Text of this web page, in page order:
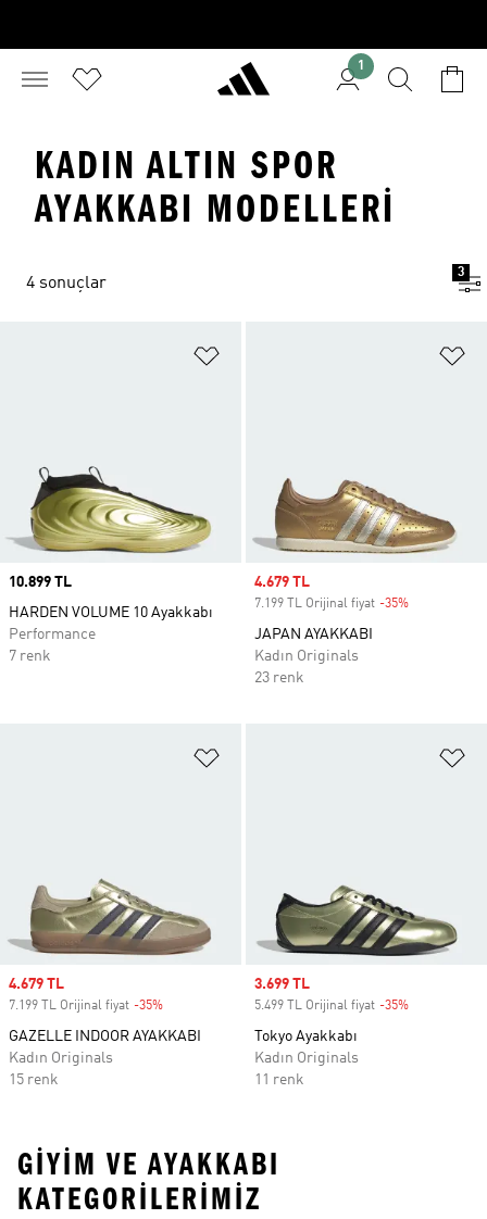
1
KADIN ALTIN SPOR
AYAKKABI MODELLERI
4 sonuçlar
3
Price
10.899 TL
HARDEN VOLUME 10 Ayakkabı
Performance
7 renk
Sale price
4.679 TL
7.199 TL Orijinal fiyat -35%
JAPAN AYAKKABI
Kadın Originals
23 renk
Sale price
4.679 TL
7.199 TL Orijinal fiyat -35%
GAZELLE INDOOR AYAKKABI
Kadın Originals
15 renk
Sale price
3.699 TL
5.499 TL Orijinal fiyat -35%
Tokyo Ayakkabı
Kadın Originals
11 renk
GIYIM VE AYAKKABI
KATEGORILERIMIZ